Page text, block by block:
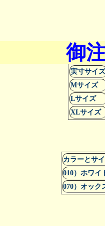
御
実寸サイズ
Mサイズ
Lサイズ
XLサイズ
カラーとサ
010）ホワイ
070）オック